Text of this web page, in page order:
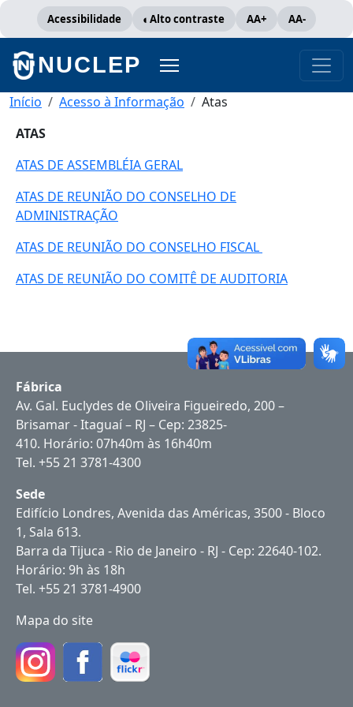
Acessibilidade Alto contraste AA+ AA-
NUCLEP
Trilha de navegação
Início Acesso à Informação
Atas
ATAS
ATAS DE ASSEMBLÉIA GERAL
ATAS DE REUNIÃO DO CONSELHO DE
ADMINISTRAÇÃO
ATAS DE REUNIÃO DO CONSELHO FISCAL
ATAS DE REUNIÃO DO COMITÊ DE AUDITORIA
Fábrica
Av. Gal. Euclydes de Oliveira Figueiredo, 200 –
Brisamar - Itaguaí – RJ – Cep: 23825-
410. Horário: 07h40m às 16h40m
Tel. +55 21 3781-4300
Sede
Edifício Londres, Avenida das Américas, 3500 - Bloco
1, Sala 613.
Barra da Tijuca - Rio de Janeiro - RJ - Cep: 22640-102.
Horário: 9h às 18h
Tel. +55 21 3781-4900
Mapa do site